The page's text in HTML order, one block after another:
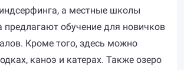
а местные школы
предлагают обучение для новичков
Кроме того, здесь можно
каноэ и катерах. Также озеро